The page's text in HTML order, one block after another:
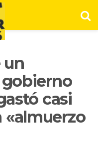
un
casi
«almuerzo